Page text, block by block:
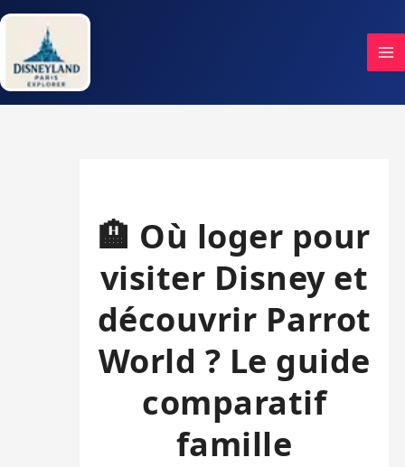
Aller
contenu
🏨 Où loger pour
visiter Disney et
découvrir Parrot
World ? Le guide
comparatif
famille